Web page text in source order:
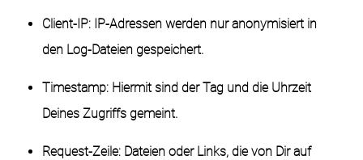
Client-IP: IP-Adressen werden nur anonymisiert in
den Log-Dateien gespeichert.
Timestamp: Hiermit sind der Tag und die Uhrzeit
Deines Zugriffs gemeint.
Request-Zeile: Dateien oder Links, die von Dir auf